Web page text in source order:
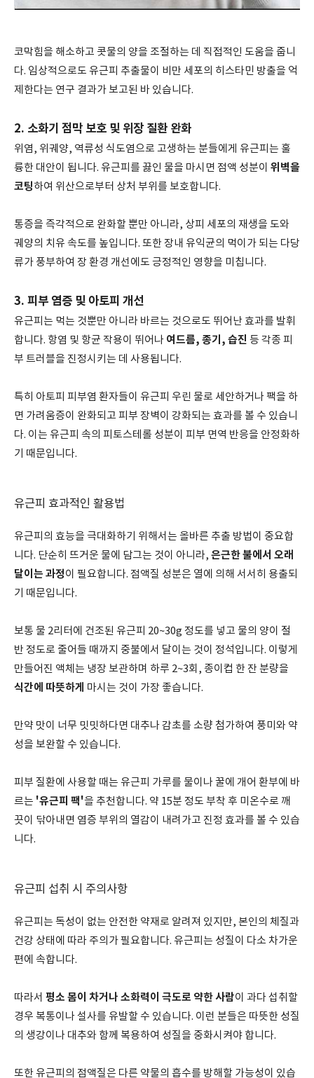
코막힘을 해소하고 콧물의 양을 조절하는 데 직접적인 도움을 줍니
다. 임상적으로도 유근피 추출물이 비만 세포의 히스타민 방출을 억
제한다는 연구 결과가 보고된 바 있습니다.
2. 소화기 점막 보호 및 위장 질환 완화
위염, 위궤양, 역류성 식도염으로 고생하는 분들에게 유근피는 훌
륭한 대안이 됩니다. 유근피를 끓인 물을 마시면 점액 성분이 위벽을
코팅하여 위산으로부터 상처 부위를 보호합니다.
통증을 즉각적으로 완화할 뿐만 아니라, 상피 세포의 재생을 도와
궤양의 치유 속도를 높입니다. 또한 장내 유익균의 먹이가 되는 다당
류가 풍부하여 장 환경 개선에도 긍정적인 영향을 미칩니다.
3. 피부 염증 및 아토피 개선
유근피는 먹는 것뿐만 아니라 바르는 것으로도 뛰어난 효과를 발휘
합니다. 항염 및 항균 작용이 뛰어나 여드름, 종기, 습진 등 각종 피
부 트러블을 진정시키는 데 사용됩니다.
특히 아토피 피부염 환자들이 유근피 우린 물로 세안하거나 팩을 하
면 가려움증이 완화되고 피부 장벽이 강화되는 효과를 볼 수 있습니
다. 이는 유근피 속의 피토스테롤 성분이 피부 면역 반응을 안정화하
기 때문입니다.
유근피 효과적인 활용법
유근피의 효능을 극대화하기 위해서는 올바른 추출 방법이 중요합
니다. 단순히 뜨거운 물에 담그는 것이 아니라, 은근한 불에서 오래
달이는 과정이 필요합니다. 점액질 성분은 열에 의해 서서히 용출되
기 때문입니다.
보통 물 2리터에 건조된 유근피 20~30g 정도를 넣고 물의 양이 절
반 정도로 줄어들 때까지 중불에서 달이는 것이 정석입니다. 이렇게
만들어진 액체는 냉장 보관하며 하루 2~3회, 종이컵 한 잔 분량을
식간에 따뜻하게 마시는 것이 가장 좋습니다.
만약 맛이 너무 밋밋하다면 대추나 감초를 소량 첨가하여 풍미와 약
성을 보완할 수 있습니다.
피부 질환에 사용할 때는 유근피 가루를 물이나 꿀에 개어 환부에 바
르는 '유근피 팩'을 추천합니다. 약 15분 정도 부착 후 미온수로 깨
끗이 닦아내면 염증 부위의 열감이 내려가고 진정 효과를 볼 수 있습
니다.
유근피 섭취 시 주의사항
유근피는 독성이 없는 안전한 약재로 알려져 있지만, 본인의 체질과
건강 상태에 따라 주의가 필요합니다. 유근피는 성질이 다소 차가운
편에 속합니다.
따라서 평소 몸이 차거나 소화력이 극도로 약한 사람이 과다 섭취할
경우 복통이나 설사를 유발할 수 있습니다. 이런 분들은 따뜻한 성질
의 생강이나 대추와 함께 복용하여 성질을 중화시켜야 합니다.
또한 유근피의 점액질은 다른 약물의 흡수를 방해할 가능성이 있습